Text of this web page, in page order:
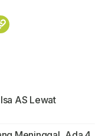
AS Lewat